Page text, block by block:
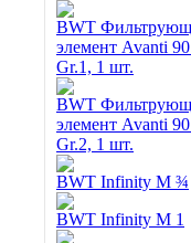
BWT
элемент Avanti
Gr.1, 1 шт.
BWT
элемент Avanti
Gr.2, 1 шт.
BWT Infinity M ¾
BWT Infinity M 1